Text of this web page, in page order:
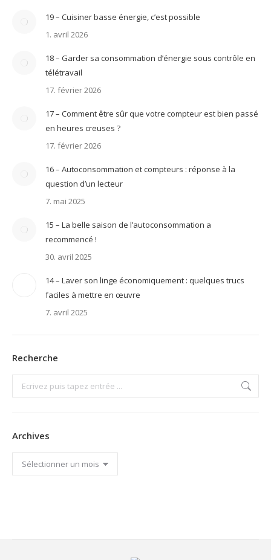
19 – Cuisiner basse énergie, c’est possible
1. avril 2026
18 – Garder sa consommation d’énergie sous contrôle en
télétravail
17. février 2026
17 – Comment être sûr que votre compteur est bien passé
en heures creuses ?
17. février 2026
16 – Autoconsommation et compteurs : réponse à la
question d’un lecteur
7. mai 2025
15 – La belle saison de l’autoconsommation a
recommencé !
30. avril 2025
14 – Laver son linge économiquement : quelques trucs
faciles à mettre en œuvre
7. avril 2025
Recherche
Search:
Archives
Archives